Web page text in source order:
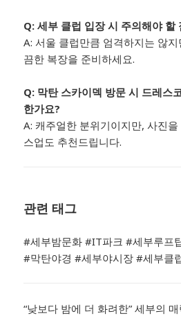
Q: 세부 클럽 입장 시 주의해야 할
A: 서울 클럽만큼 엄격하지는 않
끔한 복장을 준비하세요.
Q: 막탄 스카이덱 방문 시 드레스
한가요?
A: 캐주얼한 분위기이지만, 사진
스업도 추천드립니다.
관련 태그
#세부밤문화 #IT파크 #세부루프
#막탄야경 #세부야시장 #세부클
“낮보다 밤에 더 화려한” 세부의